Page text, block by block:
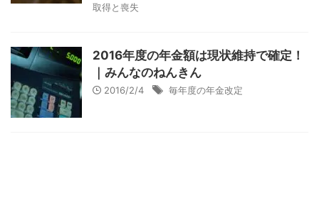
取得と喪失
2016年度の年金額は現状維持で確定！
｜みんなのねんきん
2016/2/4 毎年度の年金改定